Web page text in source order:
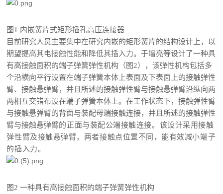
图1 内嵌簧片式矩形插孔高压连接器
目前研究人员主要集中在研究内嵌的矩形簧片的结构设计上，以
期望提高其电接触性能和降低其插入力。于增亮等设计了一种具
有高接触面积的端子弹簧弹性机构（图2），该弹性机构包括多
个沿横向平行设置在端子弹簧本体上表面及下表面上的接触弹性
臂、接触悬弹臂，并且所述的接触弹性臂与接触悬弹臂沿纵向两
两相互交错布设在端子弹簧本体上。在工作状态下，接触弹性臂
与接触悬弹臂的背面与装配母端接触连接，并且所述的接触弹性
臂与接触悬弹臂的正面与装配公端接触连接。该设计采用接触
弹性臂及接触悬弹臂，两者接触点位置不同，能有效减小端子
的插入力。
图2 一种具有高接触面积的端子弹簧弹性机构